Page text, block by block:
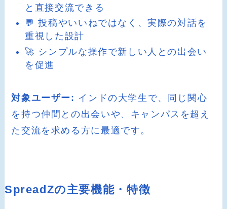
と直接交流できる
💬 投稿やいいねではなく、実際の対話を
重視した設計
🚀 シンプルな操作で新しい人との出会い
を促進
対象ユーザー: インドの大学生で、同じ関心
を持つ仲間との出会いや、キャンパスを超え
た交流を求める方に最適です。
SpreadZの主要機能・特徴